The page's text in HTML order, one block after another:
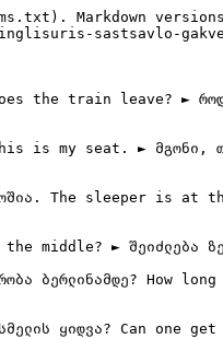
Markdown versions
sastsavlo-
the train leave? ►
is my seat. ►
The sleeper is
the middle? ►
ბერლინამდე? How
ყიდვა? Can